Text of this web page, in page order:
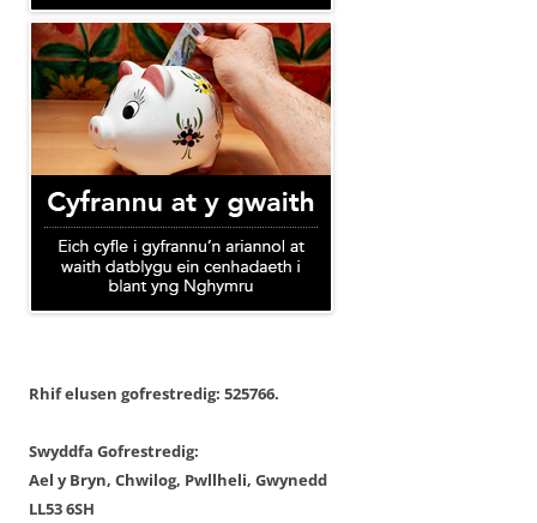
Rhif elusen gofrestredig: 525766.
Swyddfa Gofrestredig:
Ael y Bryn, Chwilog, Pwllheli, Gwynedd
LL53 6SH